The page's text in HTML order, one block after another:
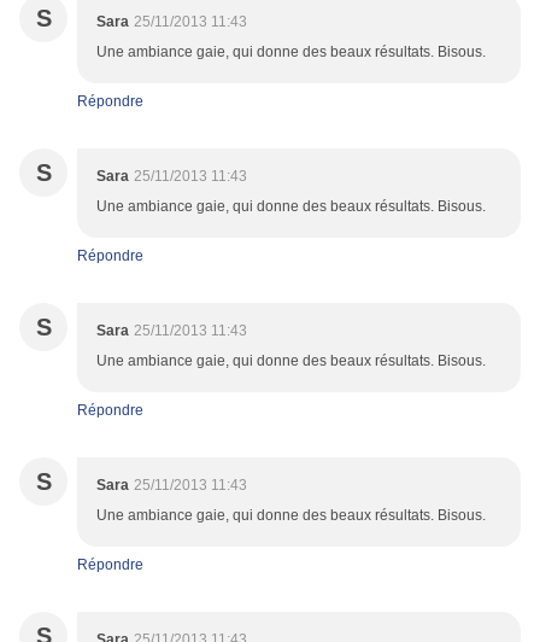
S Sara 25/11/2013 11:43
Une ambiance gaie, qui donne des beaux résultats. Bisous.
Répondre
S Sara 25/11/2013 11:43
Une ambiance gaie, qui donne des beaux résultats. Bisous.
Répondre
S Sara 25/11/2013 11:43
Une ambiance gaie, qui donne des beaux résultats. Bisous.
Répondre
S Sara 25/11/2013 11:43
Une ambiance gaie, qui donne des beaux résultats. Bisous.
Répondre
S